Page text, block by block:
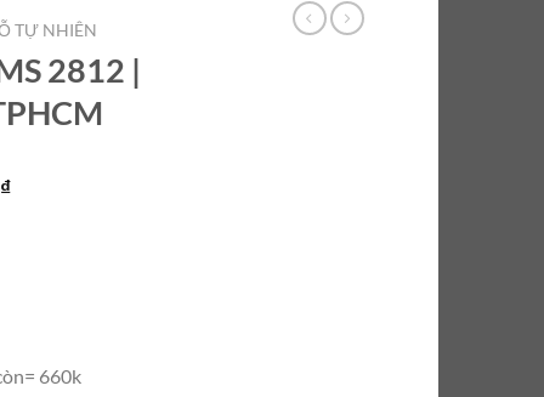
TỰ NHIÊN
2812 |
₫Giá
660k